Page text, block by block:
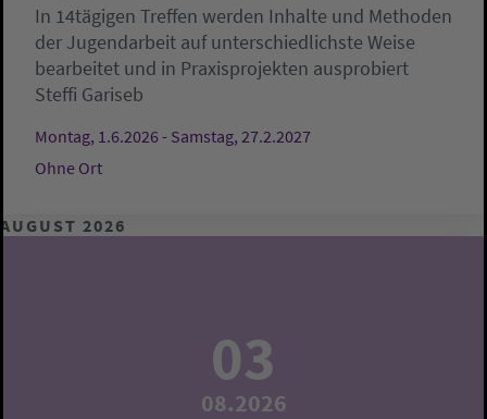
In 14tägigen Treffen werden Inhalte und Methoden
der Jugendarbeit auf unterschiedlichste Weise
bearbeitet und in Praxisprojekten ausprobiert
Steffi Gariseb
Montag, 1.6.2026 - Samstag, 27.2.2027
Ohne Ort
AUGUST 2026
03
08.2026